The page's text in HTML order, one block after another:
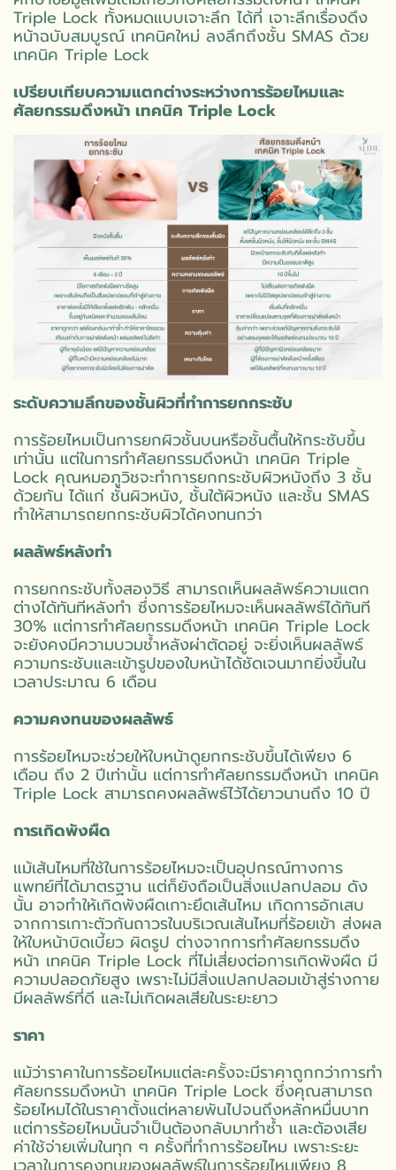
Triple Lock ทั้งหมดแบบเจาะลึก ได้ที่ เจาะลึกเรื่องดึง
หน้าฉบับสมบูรณ์ เทคนิคใหม่ ลงลึกถึงชั้น SMAS ด้วย
เทคนิค Triple Lock
เปรียบเทียบความแตกต่างระหว่างการร้อยไหมและ
ศัลยกรรมดึงหน้า เทคนิค Triple Lock
ระดับความลึกของชั้นผิวที่ทำการยกกระชับ
การร้อยไหมเป็นการยกผิวชั้นบนหรือชั้นตื้นให้กระชับขึ้น
เท่านั้น แต่ในการทำศัลยกรรมดึงหน้า เทคนิค Triple
Lock คุณหมอภูวิชจะทำการยกกระชับผิวหนังถึง 3 ชั้น
ด้วยกัน ได้แก่ ชั้นผิวหนัง, ชั้นใต้ผิวหนัง และชั้น SMAS
ทำให้สามารถยกกระชับผิวได้คงทนกว่า
ผลลัพธ์หลังทำ
การยกกระชับทั้งสองวิธี สามารถเห็นผลลัพธ์ความแตก
ต่างได้ทันทีหลังทำ ซึ่งการร้อยไหมจะเห็นผลลัพธ์ได้ทันที
30% แต่การทำศัลยกรรมดึงหน้า เทคนิค Triple Lock
จะยังคงมีความบวมช้ำหลังผ่าตัดอยู่ จะยิ่งเห็นผลลัพธ์
ความกระชับและเข้ารูปของใบหน้าได้ชัดเจนมากยิ่งขึ้นใน
เวลาประมาณ 6 เดือน
ความคงทนของผลลัพธ์
การร้อยไหมจะช่วยให้ใบหน้าดูยกกระชับขึ้นได้เพียง 6
เดือน ถึง 2 ปีเท่านั้น แต่การทำศัลยกรรมดึงหน้า เทคนิค
Triple Lock สามารถคงผลลัพธ์ไว้ได้ยาวนานถึง 10 ปี
การเกิดพังผืด
แม้เส้นไหมที่ใช้ในการร้อยไหมจะเป็นอุปกรณ์ทางการ
แพทย์ที่ได้มาตรฐาน แต่ก็ยังถือเป็นสิ่งแปลกปลอม ดัง
นั้น อาจทำให้เกิดพังผืดเกาะยึดเส้นไหม เกิดการอักเสบ
จากการเกาะตัวกันถาวรในบริเวณเส้นไหมที่ร้อยเข้า ส่งผล
ให้ใบหน้าบิดเบี้ยว ผิดรูป ต่างจากการทำศัลยกรรมดึง
หน้า เทคนิค Triple Lock ที่ไม่เสี่ยงต่อการเกิดพังผืด มี
ความปลอดภัยสูง เพราะไม่มีสิ่งแปลกปลอมเข้าสู่ร่างกาย
มีผลลัพธ์ที่ดี และไม่เกิดผลเสียในระยะยาว
ราคา
แม้ว่าราคาในการร้อยไหมแต่ละครั้งจะมีราคาถูกกว่าการทำ
ศัลยกรรมดึงหน้า เทคนิค Triple Lock ซึ่งคุณสามารถ
ร้อยไหมได้ในราคาตั้งแต่หลายพันไปจนถึงหลักหมื่นบาท
แต่การร้อยไหมนั้นจำเป็นต้องกลับมาทำซ้ำ และต้องเสีย
ค่าใช้จ่ายเพิ่มในทุก ๆ ครั้งที่ทำการร้อยไหม เพราะระยะ